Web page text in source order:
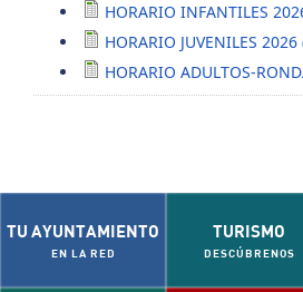
HORARIO INFANTILES
HORARIO JUVENILES 2026
HORARIO ADULTOS-
TU AYUNTAMIENTO
EN LA RED
TURISMO
DESCÚBRENOS